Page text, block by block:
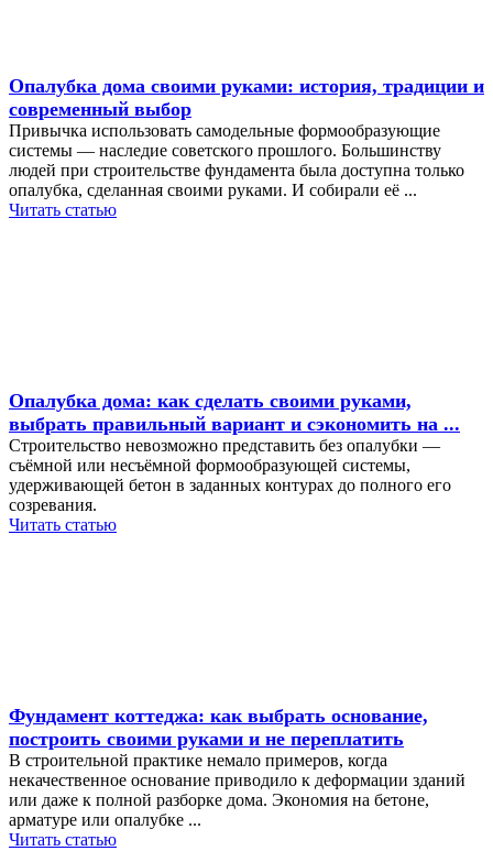
Опалубка дома своими руками: история, традиции и
современный выбор
Привычка использовать самодельные формообразующие
системы — наследие советского прошлого. Большинству
людей при строительстве фундамента была доступна только
опалубка, сделанная своими руками. И собирали её ...
Читать статью
Опалубка дома: как сделать своими руками,
выбрать правильный вариант и сэкономить на ...
Строительство невозможно представить без опалубки —
съёмной или несъёмной формообразующей системы,
удерживающей бетон в заданных контурах до полного его
созревания.
Читать статью
Фундамент коттеджа: как выбрать основание,
построить своими руками и не переплатить
В строительной практике немало примеров, когда
некачественное основание приводило к деформации зданий
или даже к полной разборке дома. Экономия на бетоне,
арматуре или опалубке ...
Читать статью